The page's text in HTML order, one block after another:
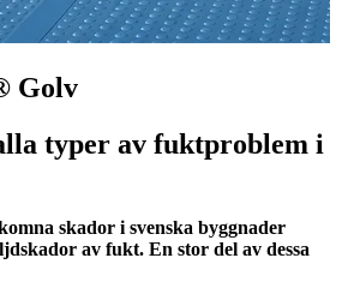
Golv
typer av fuktproblem i
skador i svenska byggnader
av fukt. En stor del av dessa